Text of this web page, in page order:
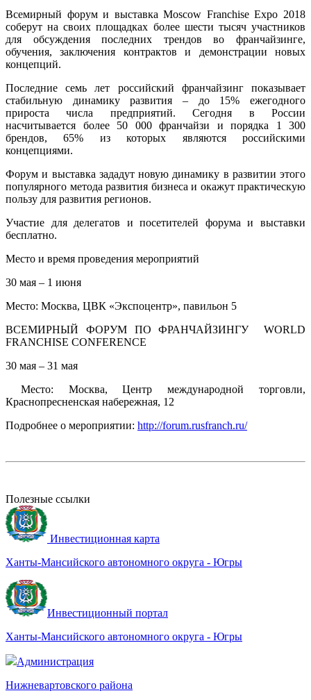
Всемирный форум и выставка Moscow Franchise Expo 2018
соберут на своих площадках более шести тысяч участников
для обсуждения последних трендов во франчайзинге,
обучения, заключения контрактов и демонстрации новых
концепций.
Последние семь лет российский франчайзинг показывает
стабильную динамику развития – до 15% ежегодного
прироста числа предприятий. Сегодня в России
насчитывается более 50 000 франчайзи и порядка 1 300
брендов, 65% из которых являются российскими
концепциями.
Форум и выставка зададут новую динамику в развитии этого
популярного метода развития бизнеса и окажут практическую
пользу для развития регионов.
Участие для делегатов и посетителей форума и выставки
бесплатно.
Место и время проведения мероприятий
30 мая – 1 июня
Место: Москва, ЦВК «Экспоцентр», павильон 5
ВСЕМИРНЫЙ ФОРУМ ПО ФРАНЧАЙЗИНГУ WORLD
FRANCHISE CONFERENCE
30 мая – 31 мая
Место: Москва, Центр международной торговли,
Краснопресненская набережная, 12
Подробнее о мероприятии: http://forum.rusfranch.ru/
Полезные ссылки
Инвестиционная карта
Ханты-Мансийского автономного округа - Югры
Инвестиционный портал
Ханты-Мансийского автономного округа - Югры
Администрация
Нижневартовского района